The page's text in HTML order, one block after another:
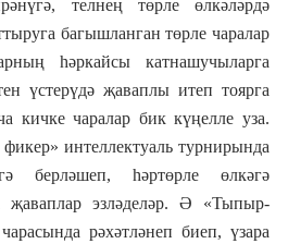
телнең төрле өлкәләрдә
багышланган төрле чаралар
һәркайсы катнашучыларга
үстерүдә җаваплы итеп тоярга
кичке чаралар бик күңелле уза.
интеллектуаль турнирында
берләшеп, һәртөрле өлкәгә
җаваплар эзләделәр. Ә «Тыпыр-
рәхәтләнеп биеп, үзара